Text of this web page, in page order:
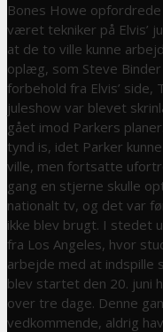
Bones Howe
været tekniker på Elvis’
at de to ville kunne
oplæg, som Steve
forbehold fra Elvis’
juleshow var blevet
gået imod Parkers
tynd is, idet Parker
ville, men fortsatte
gang en stjerne skulle
nationalt tv, og det var
ikke blev brugt. I stedet
fra Los Angeles, hvor
arbejde med at indspille
blev startet den 20. juni
over tre dage. Denne
vedkommende, aldrig